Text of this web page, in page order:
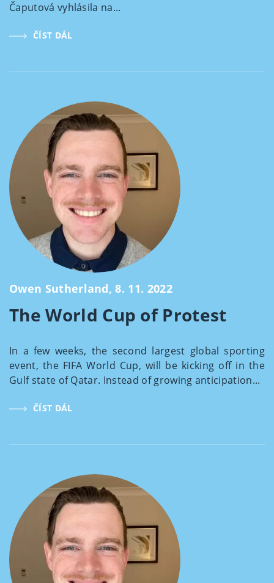
Čaputová vyhlásila na...
ČÍST DÁL
Owen Sutherland, 8. 11. 2022
The World Cup of Protest
In a few weeks, the second largest global sporting
event, the FIFA World Cup, will be kicking off in the
Gulf state of Qatar. Instead of growing anticipation...
ČÍST DÁL